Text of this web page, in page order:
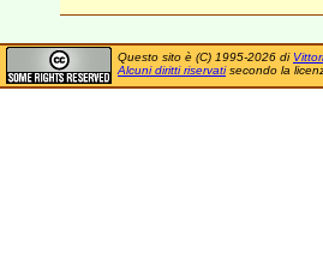
Questo sito è (C) 1995-2026 di
Alcuni diritti riservatisecondo la